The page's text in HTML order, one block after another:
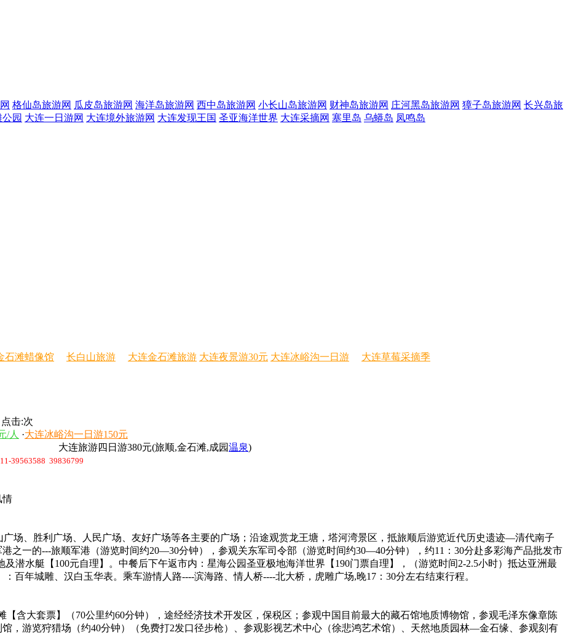
格仙岛旅游网 瓜皮岛旅游网 海洋岛旅游网 西中岛旅游网 小长山岛旅游网 财神岛旅游网 庄河黑岛旅游网 獐子岛旅游网 长兴岛旅
园 大连一日游网 大连境外旅游网 大连发现王国 圣亚海洋世界 大连采摘网 塞里岛 乌蟒岛 凤鸣岛
石滩蜡像馆 长白山旅游 大连金石滩旅游 大连夜景游30元 大连冰峪沟一日游
大连草莓采摘季
击:次
/人 ·大连冰峪沟一日游150元
大连旅游四日游380元(旅顺,金石滩,成园温泉)
39563588 39836799
情
场、胜利广场、人民广场、友好广场等各主要的广场；沿途观赏龙王塘，塔河湾景区，抵旅顺后游览近代历史遗迹—清代南子
之一的---旅顺军港（游览时间约20—30分钟），参观关东军司令部（游览时间约30—40分钟），约11：30分赴多彩海产品批发市
潜水艇【100元自理】。中餐后下午返市内：星海公园圣亚极地海洋世界【190门票自理】，（游览时间2-2.5小时）抵达亚洲最
百年城雕、汉白玉华表。乘车游情人路----滨海路、情人桥----北大桥，虎雕广场,晚17：30分左右结束行程。
含大套票】（70公里约60分钟），途经经济技术开发区，保税区；参观中国目前最大的藏石馆地质博物馆，参观毛泽东像章陈
，游览狩猎场（约40分钟）（免费打2发口径步枪）、参观影视艺术中心（徐悲鸿艺术馆）、天然地质园林—金石缘、参观刻有